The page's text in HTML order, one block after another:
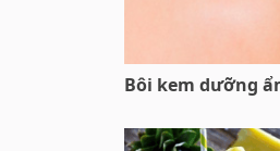
Bôi kem dưỡng